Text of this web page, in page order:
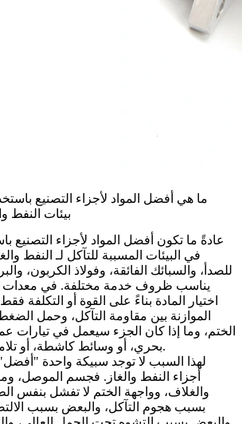
ما هي أفضل المواد لأجزاء التصنيع
بيئات النفط
عادةً ما تكون أفضل المواد لأجزاء التصنيع
في البيئات المسببة للتآكل لـ النفط
للصدأ ، و السبائك الفائقة، وفولاذ الكربون، و
يناسب ظروف خدمة مختلفة. في معدات
اختيار المادة بناءً على القوة أو التكلفة
الموازنة بين مقاومة التآكل، وحمل
الختم، وما إذا كان الجزء سيعمل في تيارات
بحري، أو وسائط كاشطة، أو تلامس معدني مع معدني.
لهذا السبب لا توجد سبيكة واحدة
أجزاء النفط والغاز. فجسم الموصل،
والغلاف، وواجهة الختم لا تفشل بنفس
بسبب هجوم التآكل، والبعض بسبب